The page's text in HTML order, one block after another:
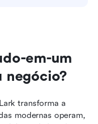
em-um
negócio?
transforma a
modernas operam,